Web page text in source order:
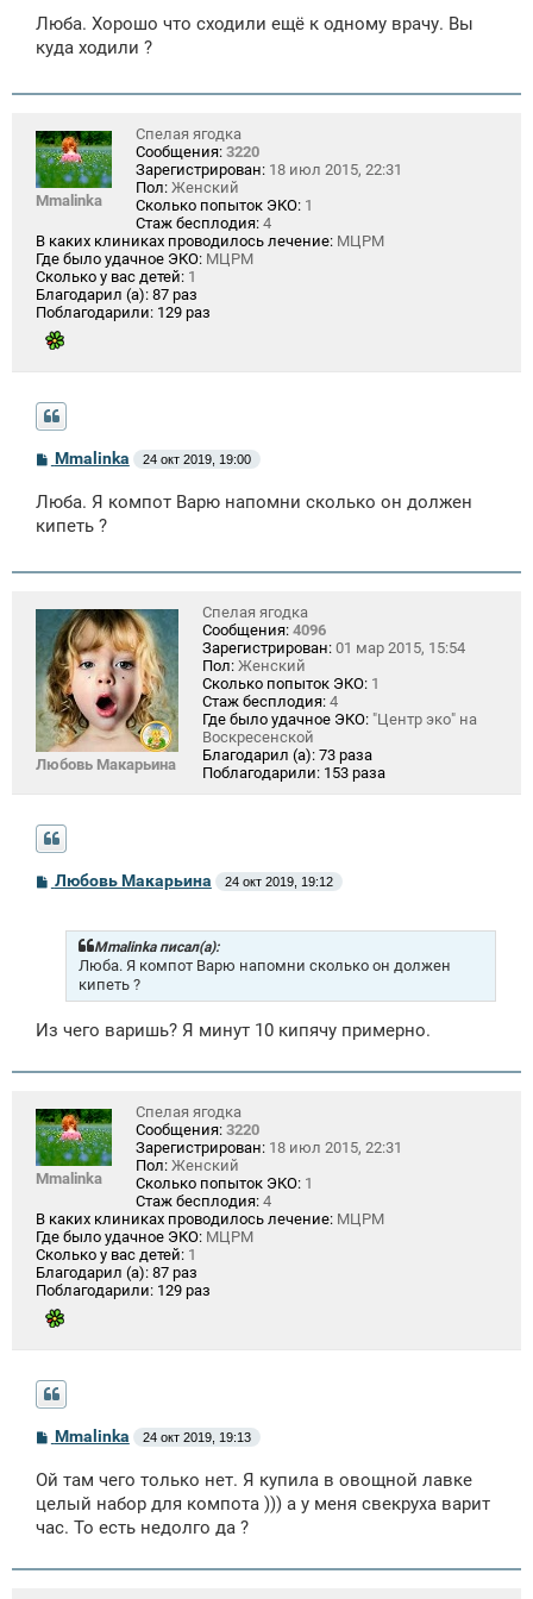
б
щ
е
и
Люба. Хорошо что сходили ещё к одному врачу. Вы
куда ходили ?
Mmalinka
Спелая ягодка
Сообщения: 3220
Зарегистрирован: 18 июл 2015, 22:31
Пол: Женский
Сколько попыток ЭКО: 1
Стаж бесплодия: 4
В каких клиниках проводилось лечение: МЦРМ
Где было удачное ЭКО: МЦРМ
Сколько у вас детей: 1
Благодарил (а): 87 раз
Поблагодарили: 129 раз
С
б
щ
и
Mmalinka 24 окт 2019, 19:00
Люба. Я компот Варю напомни сколько он должен
кипеть ?
Любовь Макарьина
Спелая ягодка
Сообщения: 4096
Зарегистрирован: 01 мар 2015, 15:54
Пол: Женский
Сколько попыток ЭКО: 1
Стаж бесплодия: 4
Где было удачное ЭКО: "Центр эко" на
Воскресенской
Благодарил (а): 73 раза
Поблагодарили: 153 раза
С
Любовь Макарьина 24 окт 2019, 19:12
Mmalinka писал(а):
Люба. Я компот Варю напомни сколько он должен
кипеть ?
Из чего варишь? Я минут 10 кипячу примерно.
Mmalinka
Спелая ягодка
Сообщения: 3220
Зарегистрирован: 18 июл 2015, 22:31
Пол: Женский
Сколько попыток ЭКО: 1
Стаж бесплодия: 4
В каких клиниках проводилось лечение: МЦРМ
Где было удачное ЭКО: МЦРМ
Сколько у вас детей: 1
Благодарил (а): 87 раз
Поблагодарили: 129 раз
С
б
щ
н
е
Mmalinka 24 окт 2019, 19:13
Ой там чего только нет. Я купила в овощной лавке
целый набор для компота ))) а у меня свекруха варит
час. То есть недолго да ?